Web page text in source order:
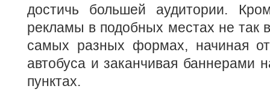
достичь большей аудитории.
рекламы в подобных местах не так
самых разных формах, начиная
автобуса и заканчивая баннерами
пунктах.